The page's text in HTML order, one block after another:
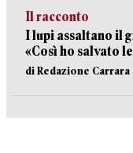
Il racconto
I lupi assaltano il
«Così ho salvato
di Redazione Carrara